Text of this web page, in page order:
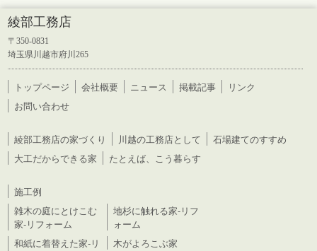
綾部工務店
〒350-0831
埼玉県川越市府川265
トップページ 会社概要 ニュース 掲載記事
リンク
お問い合わせ
綾部工務店の家づくり 川越の工務店として
石場建てのすすめ
大工だからできる家
たとえば、こう暮らす
施工例
雑木の庭にとけこむ
家-リフォーム
地杉に触れる家-リフ
ォーム
和紙に着替えた家-リ
木がよろこぶ家